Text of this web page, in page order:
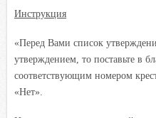
Инструкция
«Перед Вами список
утверждением, то поставьте в
соответствующим номером
«Нет».